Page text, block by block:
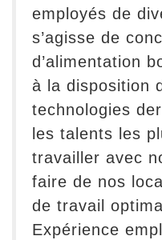
employés de
s’agisse de
d’alimentation
à la disposition
technologies
les talents les
travailler avec
faire de nos
de travail
Expérience